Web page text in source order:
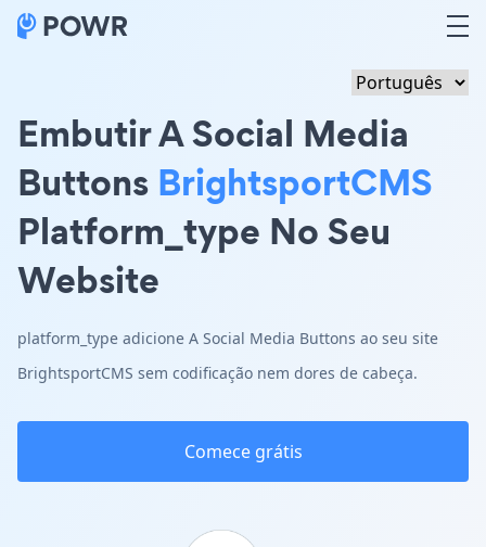
Embutir A Social Media
Buttons BrightsportCMS
Platform_type No Seu
Website
platform_type adicione A Social Media Buttons ao seu site
BrightsportCMS sem codificação nem dores de cabeça.
Comece grátis